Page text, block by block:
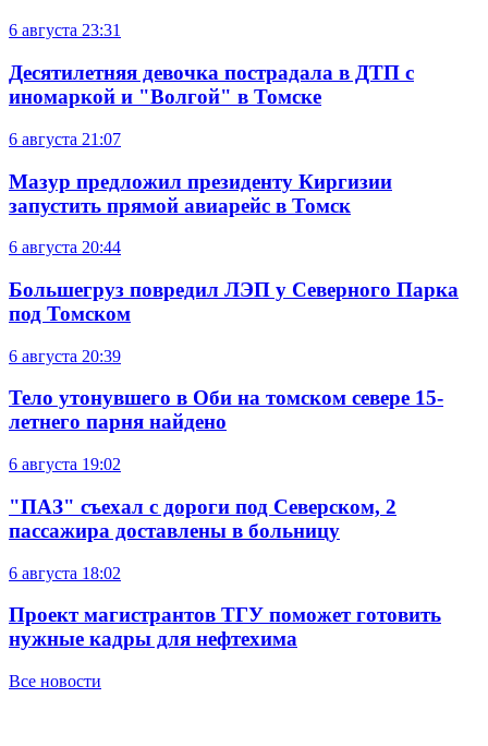
6 августа 23:31
Десятилетняя девочка пострадала в ДТП с
иномаркой и "Волгой" в Томске
6 августа 21:07
Мазур предложил президенту Киргизии
запустить прямой авиарейс в Томск
6 августа 20:44
Большегруз повредил ЛЭП у Северного Парка
под Томском
6 августа 20:39
Тело утонувшего в Оби на томском севере 15-
летнего парня найдено
6 августа 19:02
"ПАЗ" съехал с дороги под Северском, 2
пассажира доставлены в больницу
6 августа 18:02
Проект магистрантов ТГУ поможет готовить
нужные кадры для нефтехима
Все новости